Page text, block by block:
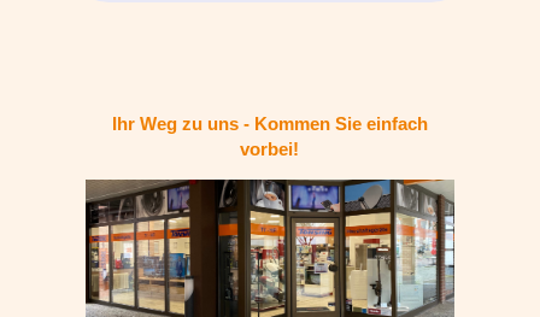
Ihr Weg zu uns - Kommen Sie einfach
vorbei!